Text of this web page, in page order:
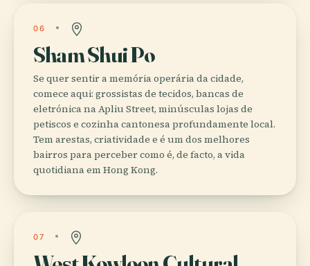
06
Sham Shui Po
Se quer sentir a memória operária da cidade,
comece aqui: grossistas de tecidos, bancas de
eletrónica na Apliu Street, minúsculas lojas de
petiscos e cozinha cantonesa profundamente local.
Tem arestas, criatividade e é um dos melhores
bairros para perceber como é, de facto, a vida
quotidiana em Hong Kong.
07